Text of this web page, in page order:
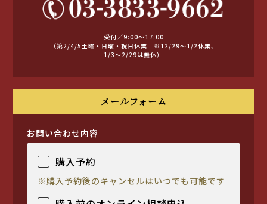
受付／9:00～17:00
（第2/4/5土曜・日曜・祝日休業 ※12/29〜1/2休業、
1/3〜2/29は無休）
メールフォーム
お問い合わせ内容
購入予約
※購入予約後のキャンセルはいつでも可能です